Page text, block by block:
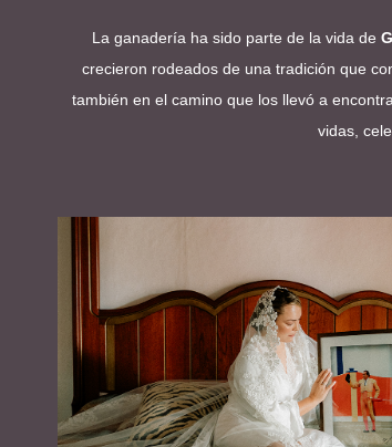
La ganadería ha sido parte de la vida de
crecieron rodeados de una tradición que
también en el camino que los llevó a
vidas,